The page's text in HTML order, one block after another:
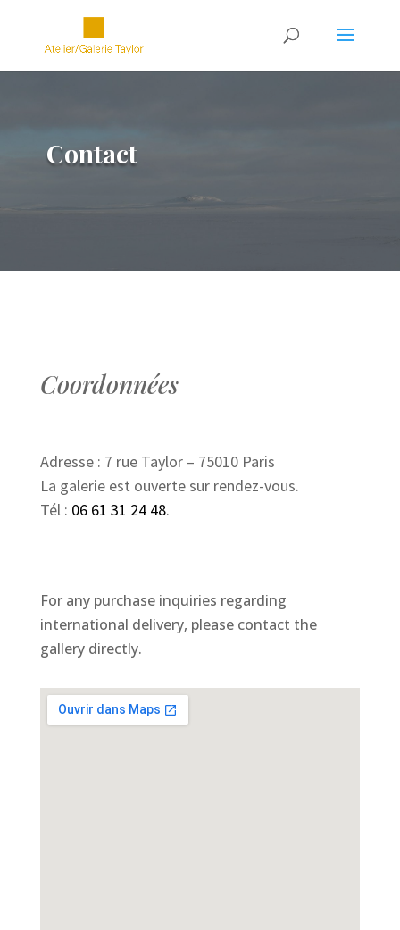
Contact
Coordonnées
Adresse : 7 rue Taylor – 75010 Paris
La galerie est ouverte sur rendez-vous.
Tél : 06 61 31 24 48.
For any purchase inquiries regarding
international delivery, please contact the
gallery directly.